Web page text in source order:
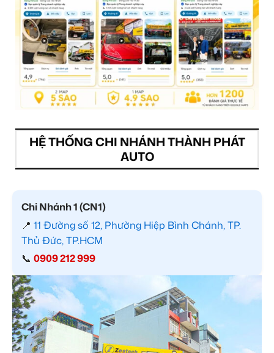
HỆ THỐNG CHI NHÁNH THÀNH PHÁT
AUTO
Chi Nhánh 1 (CN1)
📍 11 Đường số 12, Phường Hiệp Bình Chánh, TP.
Thủ Đức, TP.HCM
📞 0909 212 999